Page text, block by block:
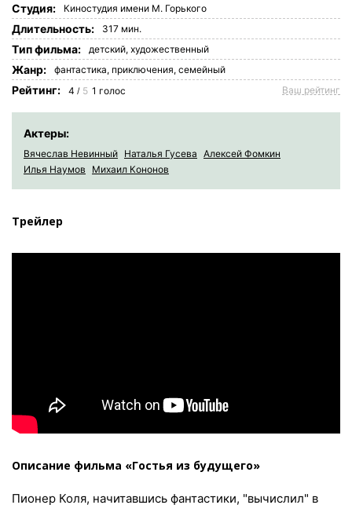
Студия: Киностудия имени М. Горького
Длительность: 317 мин.
Tип фильма: детский, художественный
Жанр: фантастика, приключения, семейный
Рейтинг: 4 / 5 1 голос Ваш рейтинг
Актеры:
Вячеслав Невинный Наталья Гусева Алексей Фомкин
Илья Наумов
Михаил Кононов
Трейлер
Описание фильма «Гостья из будущего»
Пионер Коля, начитавшись фантастики, "вычислил" в